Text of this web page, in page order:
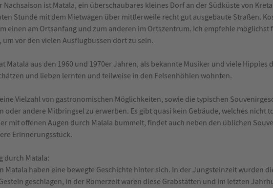
Nachsaison ist Matala, ein überschaubares kleines Dorf an der Südküste von
Stunde mit dem Mietwagen über mittlerweile recht gut ausgebaute Straßen.
einen am Ortsanfang und zum anderen im Ortszentrum. Ich empfehle möglichst
vor den vielen Ausflugbussen dort zu sein.
Matala aus den 1960 und 1970er Jahren, als bekannte Musiker und viele Hippies
und lieben lernten und teilweise in den Felsenhöhlen wohnten.
Vielzahl von gastronomischen Möglichkeiten, sowie die typischen
oder andere Mitbringsel zu erwerben. Es gibt quasi kein Gebäude, welches nicht
mit offenen Augen durch Malala bummelt, findet auch neben den üblichen
Erinnerungsstück.
durch Matala:
Matala haben eine bewegte Geschichte hinter sich. In der Jungsteinzeit wurden
geschlagen, in der Römerzeit waren diese Grabstätten und im letzten